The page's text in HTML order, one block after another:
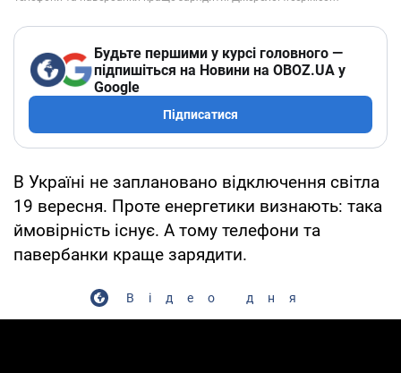
Будьте першими у курсі головного —
підпишіться на Новини на OBOZ.UA у
Google
Підписатися
В Україні не заплановано відключення світла
19 вересня. Проте енергетики визнають: така
ймовірність існує. А тому телефони та
павербанки краще зарядити.
Відео дня